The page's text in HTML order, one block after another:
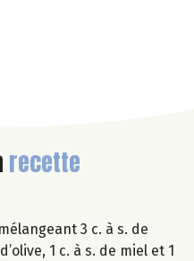
recette
3 c. à s. de
1 c. à s. de miel et 1